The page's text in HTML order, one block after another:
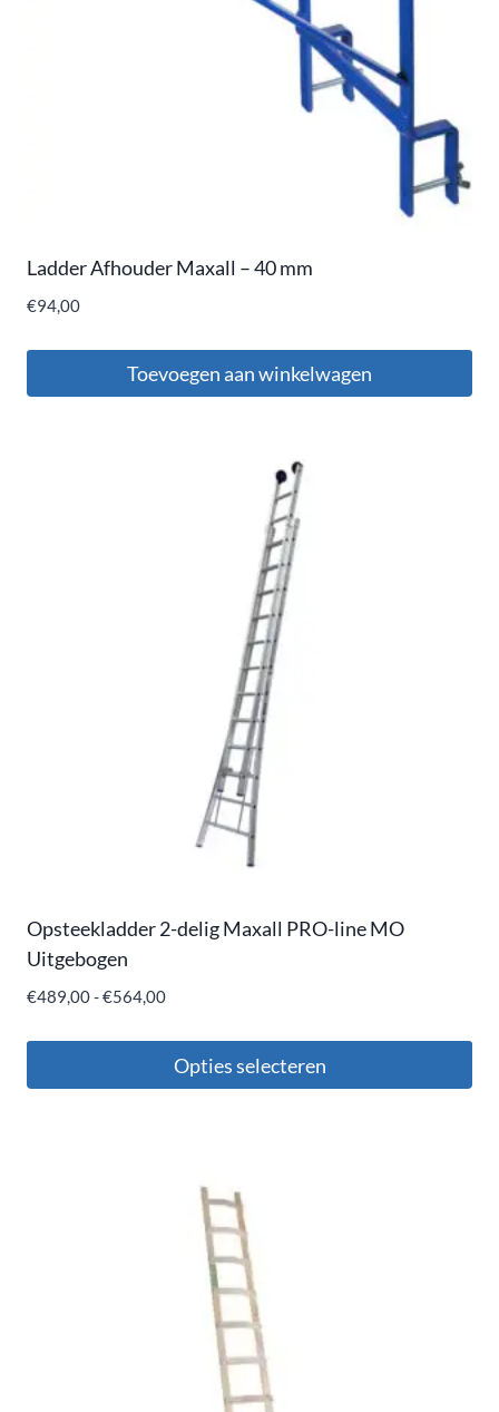
Ladder Afhouder Maxall – 40 mm
€94,00
Toevoegen aan winkelwagen
Opsteekladder 2-delig Maxall PRO-line MO
Uitgebogen
€489,00-€564,00
Opties selecteren